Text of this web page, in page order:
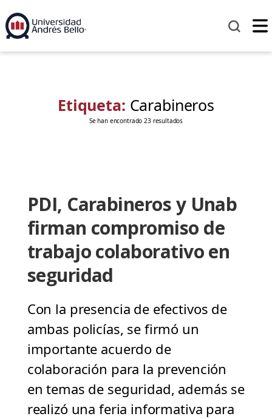
Etiqueta: Carabineros
Se han encontrado 23 resultados
PDI, Carabineros y Unab
firman compromiso de
trabajo colaborativo en
seguridad
Con la presencia de efectivos de
ambas policías, se firmó un
importante acuerdo de
colaboración para la prevención
en temas de seguridad, además se
realizó una feria informativa para